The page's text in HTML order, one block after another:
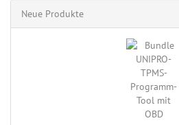
Neue Produkte